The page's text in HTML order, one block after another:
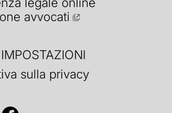
avvocati
sulla privacy